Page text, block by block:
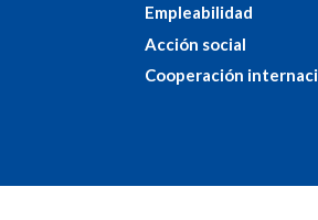
Empleabilidad
Acción social
Cooperación